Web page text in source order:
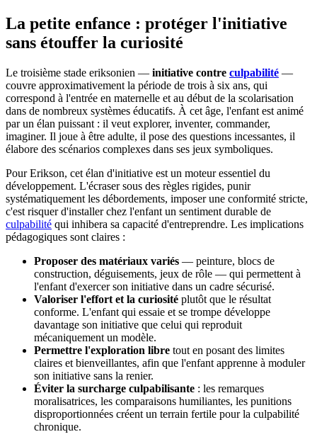
La petite enfance : protéger l'initiative
sans étouffer la curiosité
Le troisième stade eriksonien — initiative contre culpabilité —
couvre approximativement la période de trois à six ans, qui
correspond à l'entrée en maternelle et au début de la scolarisation
dans de nombreux systèmes éducatifs. À cet âge, l'enfant est animé
par un élan puissant : il veut explorer, inventer, commander,
imaginer. Il joue à être adulte, il pose des questions incessantes, il
élabore des scénarios complexes dans ses jeux symboliques.
Pour Erikson, cet élan d'initiative est un moteur essentiel du
développement. L'écraser sous des règles rigides, punir
systématiquement les débordements, imposer une conformité stricte,
c'est risquer d'installer chez l'enfant un sentiment durable de
culpabilité qui inhibera sa capacité d'entreprendre. Les implications
pédagogiques sont claires :
Proposer des matériaux variés — peinture, blocs de
construction, déguisements, jeux de rôle — qui permettent à
l'enfant d'exercer son initiative dans un cadre sécurisé.
Valoriser l'effort et la curiosité plutôt que le résultat
conforme. L'enfant qui essaie et se trompe développe
davantage son initiative que celui qui reproduit
mécaniquement un modèle.
Permettre l'exploration libre tout en posant des limites
claires et bienveillantes, afin que l'enfant apprenne à moduler
son initiative sans la renier.
Éviter la surcharge culpabilisante : les remarques
moralisatrices, les comparaisons humiliantes, les punitions
disproportionnées créent un terrain fertile pour la culpabilité
chronique.